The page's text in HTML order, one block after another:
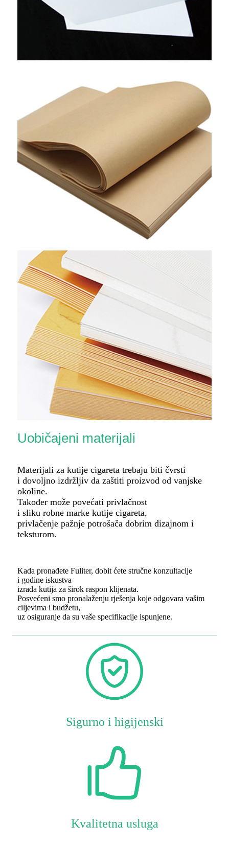
Uobičajeni materijali
Materijali za kutije cigareta trebaju biti čvrsti
i dovoljno izdržljiv da zaštiti proizvod od vanjske
okoline.
Također može povećati privlačnost
i sliku robne marke kutije cigareta,
privlačenje pažnje potrošača dobrim dizajnom i
teksturom.
Kada pronađete Fuliter, dobit ćete stručne konzultacije
i godine iskustva
izrada kutija za širok raspon klijenata.
Posvećeni smo pronalaženju rješenja koje odgovara vašim
ciljevima i budžetu,
uz osiguranje da su vaše specifikacije ispunjene.
Sigurno i higijenski
Kvalitetna usluga